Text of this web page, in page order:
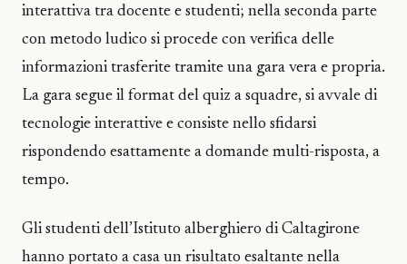
interattiva tra docente e studenti; nella seconda parte
con metodo ludico si procede con verifica delle
informazioni trasferite tramite una gara vera e propria.
La gara segue il format del quiz a squadre, si avvale di
tecnologie interattive e consiste nello sfidarsi
rispondendo esattamente a domande multi-risposta, a
tempo.
Gli studenti dell’Istituto alberghiero di Caltagirone
hanno portato a casa un risultato esaltante nella